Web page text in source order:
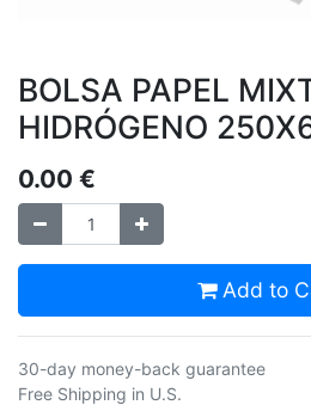
BOLSA PAPEL
HIDRÓGENO
0.00 €
Add to
30-day money-back guarantee
Free Shipping in U.S.